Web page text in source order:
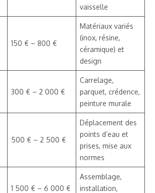
vaisselle
150 € – 800 €
Matériaux variés
(inox, résine,
céramique) et
design
300 € – 2 000 €
Carrelage,
parquet, crédence,
peinture murale
500 € – 2 500 €
Déplacement des
points d’eau et
prises, mise aux
normes
1 500 € – 6 000 €
Assemblage,
installation,